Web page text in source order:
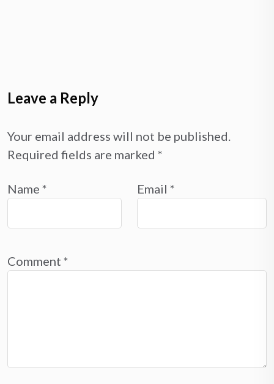
Leave a Reply
Your email address will not be published.
Required fields are marked *
Name * Email *
Comment *